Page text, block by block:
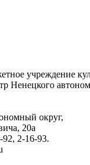
учреждение
Ненецкого
округ,
20а
92, 2-16-93.